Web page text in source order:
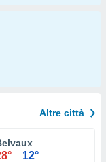
Altre città
12°